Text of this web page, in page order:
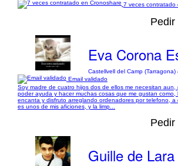
7 veces contratado
Pedir
Eva Corona
Castellvell del Camp (Tarragona)
Email validado
Soy madre de cuatro hijos dos de ellos me necesitan aun,
poder ayuda y hacer muchas cosas que me gustan como,
encanta y disfruto arreglando ordenadores por telefono, a
es unos de mis aficiones, y la limp...
Pedir
Guille de Lara